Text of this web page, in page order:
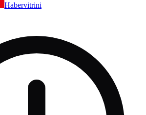
Habervitrini